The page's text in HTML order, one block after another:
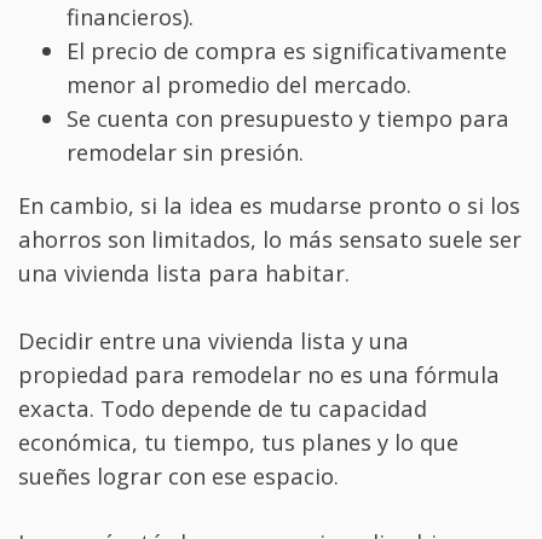
financieros).
El precio de compra es significativamente
menor al promedio del mercado.
Se cuenta con presupuesto y tiempo para
remodelar sin presión.
En cambio, si la idea es mudarse pronto o si los
ahorros son limitados, lo más sensato suele ser
una vivienda lista para habitar.
Decidir entre una vivienda lista y una
propiedad para remodelar no es una fórmula
exacta. Todo depende de tu capacidad
económica, tu tiempo, tus planes y lo que
sueñes lograr con ese espacio.